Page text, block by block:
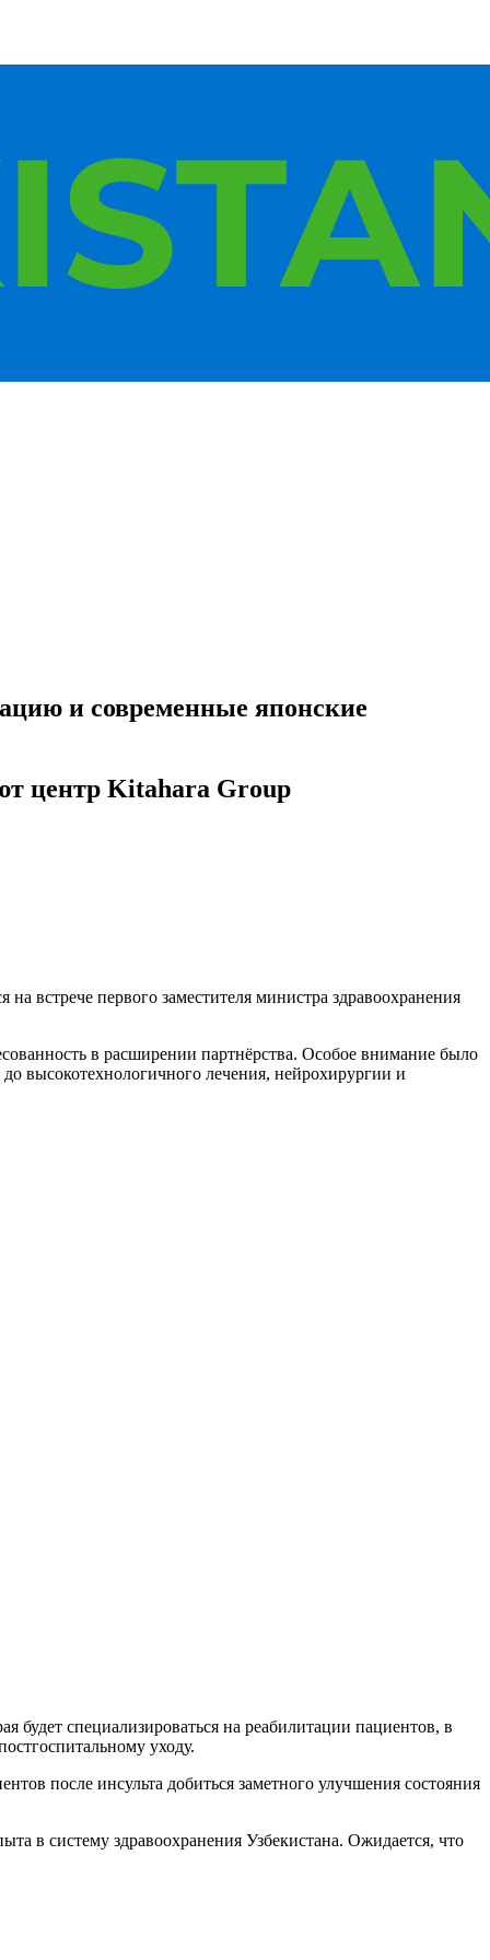
и современные японские
центр Kitahara Group
встрече первого заместителя министра здравоохранения
в расширении партнёрства. Особое внимание было
высокотехнологичного лечения, нейрохирургии и
специализироваться на реабилитации пациентов, в
уходу.
после инсульта добиться заметного улучшения состояния
в систему здравоохранения Узбекистана. Ожидается, что